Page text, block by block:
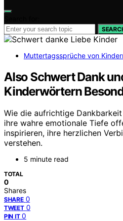
Muttertagssprüche von
Also Schwert Dank
Kinderwörtern
Wie die aufrichtige
ihre wahre emotionale Tiefe
inspirieren, ihre herzlichen
verstehen.
5 minute read
TOTAL
0
Shares
SHARE 0
TWEET 0
PIN IT 0